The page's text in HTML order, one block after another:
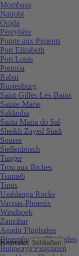
Kontakt Schließen
Mombasa
Nairobi
Oujda
Péreybère
Pointe aux Piments
Port Elizabeth
Port Louis
Pretoria
Rabat
Rustenburg
Saint-Gilles-Les-Bains
Sainte-Marie
Saldanha
Santa Maria do Sal
Sheikh Zayed Stadt
Sousse
Stellenbosch
Tanger
Trou aux Biches
Tsumeb
Tunis
Umhlanga Rocks
Vacoas-Phoenix
Windhoek
Zanzibar
Agadir Flughafen
Bloemfontein Flughafen
Bulawayo Flughafen